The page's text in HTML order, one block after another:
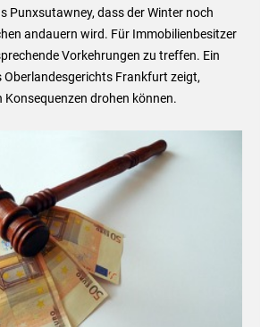
Punxsutawney, dass der Winter noch
andauern wird. Für Immobilienbesitzer
Vorkehrungen zu treffen. Ein
Oberlandesgerichts Frankfurt zeigt,
Konsequenzen drohen können.